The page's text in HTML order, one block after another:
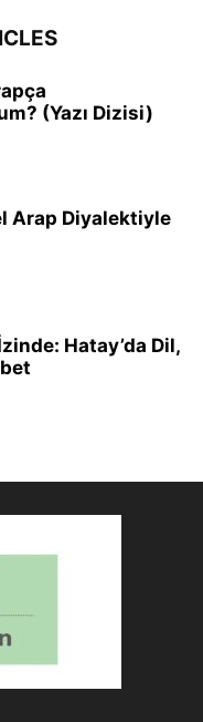
(Yazı Dizisi)
Arap Diyalektiyle
Hatay’da Dil,